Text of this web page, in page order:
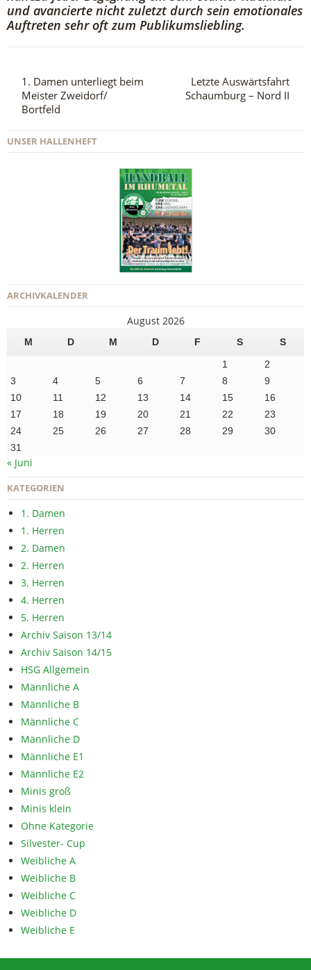
und avancierte nicht zuletzt durch sein emotionales
Auftreten sehr oft zum Publikumsliebling.
1. Damen unterliegt beim
Meister Zweidorf/
Bortfeld
Letzte Auswärtsfahrt
Schaumburg – Nord II
UNSER HALLENHEFT
ARCHIVKALENDER
August 2026
M D M D F S
S
1
2
3
4 5 6 7 8
9
10
11 12 13 14 15
16
17
18 19 20 21 22
23
24
25 26 27 28 29
30
31
« Juni
KATEGORIEN
1. Damen
1. Herren
2. Damen
2. Herren
3. Herren
4. Herren
5. Herren
Archiv Saison 13/14
Archiv Saison 14/15
HSG Allgemein
Männliche A
Männliche B
Männliche C
Männliche D
Männliche E1
Männliche E2
Minis groß
Minis klein
Ohne Kategorie
Silvester- Cup
Weibliche A
Weibliche B
Weibliche C
Weibliche D
Weibliche E